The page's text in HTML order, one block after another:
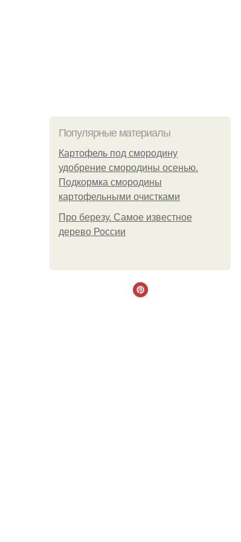
Популярные материалы
Картофель под смородину
удобрение смородины осенью.
Подкормка смородины
картофельными очистками
Про березу. Самое известное
дерево России